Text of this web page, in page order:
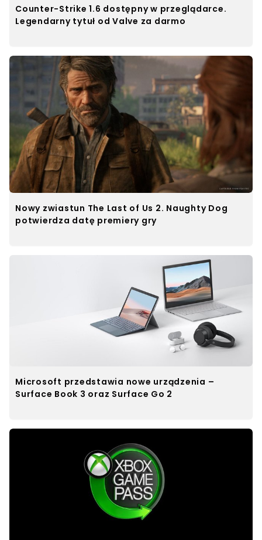
Counter-Strike 1.6 dostępny w przeglądarce.
Legendarny tytuł od Valve za darmo
Nowy zwiastun The Last of Us 2. Naughty Dog
potwierdza datę premiery gry
Microsoft przedstawia nowe urządzenia –
Surface Book 3 oraz Surface Go 2